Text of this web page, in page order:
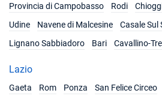
Provincia di Campobasso
Rodi
Udine
Navene di Malcesine
Casale Sul
Lignano Sabbiadoro
Bari Cavallino-
Lazio
Gaeta
Rom Ponza San Felice Circeo